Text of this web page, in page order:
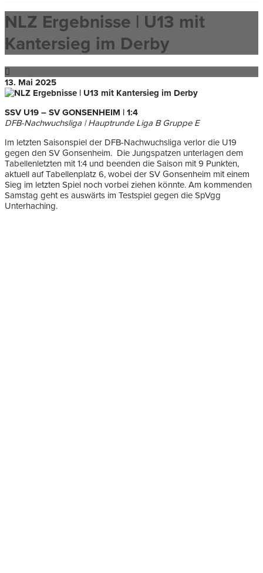
NLZ Ergebnisse | U13 mit
Kantersieg im Derby
13. Mai 2025
SSV U19 – SV GONSENHEIM | 1:4
DFB-Nachwuchsliga | Hauptrunde Liga B Gruppe E
Im letzten Saisonspiel der DFB-Nachwuchsliga verlor die U19
gegen den SV Gonsenheim. Die Jungspatzen unterlagen dem
Tabellenletzten mit 1:4 und beenden die Saison mit 9 Punkten,
aktuell auf Tabellenplatz 6, wobei der SV Gonsenheim mit einem
Sieg im letzten Spiel noch vorbei ziehen könnte. Am kommenden
Samstag geht es auswärts im Testspiel gegen die SpVgg
Unterhaching.